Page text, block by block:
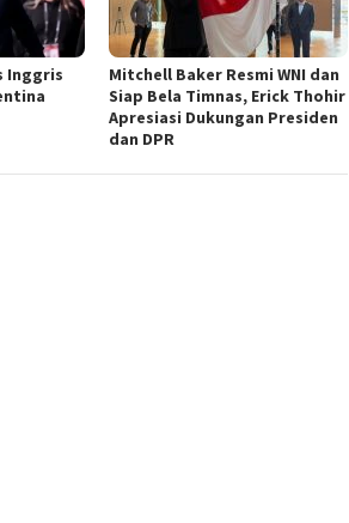
Inggris
Mitchell Baker Resmi WNI dan
Siap Bela Timnas, Erick Thohir
Apresiasi Dukungan Presiden
dan DPR